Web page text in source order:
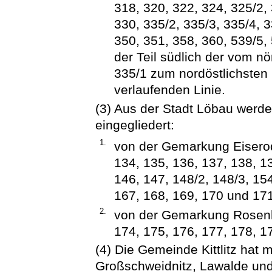
318, 320, 322, 324, 325/
330, 335/2, 335/3, 335/4,
350, 351, 358, 360, 539/
der Teil südlich der vom
335/1 zum
verlaufenden Linie.
(3) Aus der Stadt Löbau
eingegliedert:
1.
von der Gemarkung
134, 135, 136, 137, 138,
146, 147, 148/2, 148/3,
167, 168, 169, 170 und
2.
von der Gemarkung
174, 175, 176, 177, 178,
(4) Die Gemeinde Kittlitz hat
Großschweidnitz, Lawalde